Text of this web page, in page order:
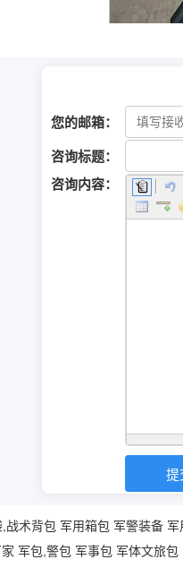
战术背包 军用箱包 军警装备 军
军包,警包 军事包 军体文旅包